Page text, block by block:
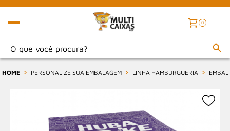
0
HOME PERSONALIZE SUA EMBALAGEM LINHA HAMBURGUERIA